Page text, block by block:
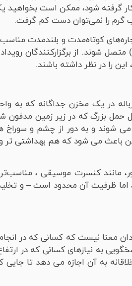
گرفته شود، ممکن است بخواهید
گرم را نمی‌توان دست کم گرفت.
کوتاه‌مدت و بلندمدت
هستند که باید به منبع تغذیه ۲۳۰ ولت (۱۶ آمپر) متصل شوند. از
را در نظر داشته باشند.
در یک مخزن جداگانه که به
حمل بزرگ که در زیر زمین
شوند و به دور از چشم و سوراخ
باعث می شود که هم بهداشتی تر
مانند کنسرت موسیقی ،
اما ظرفیت آن محدود است – و
معنا نیست که کسانی که در انجام
به نیازهای کسانی که در
به آن اجازه می دهد تا جایی